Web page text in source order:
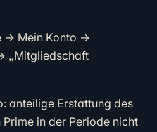
→ Mein Konto →
„Mitgliedschaft
anteilige Erstattung des
in der Periode nicht